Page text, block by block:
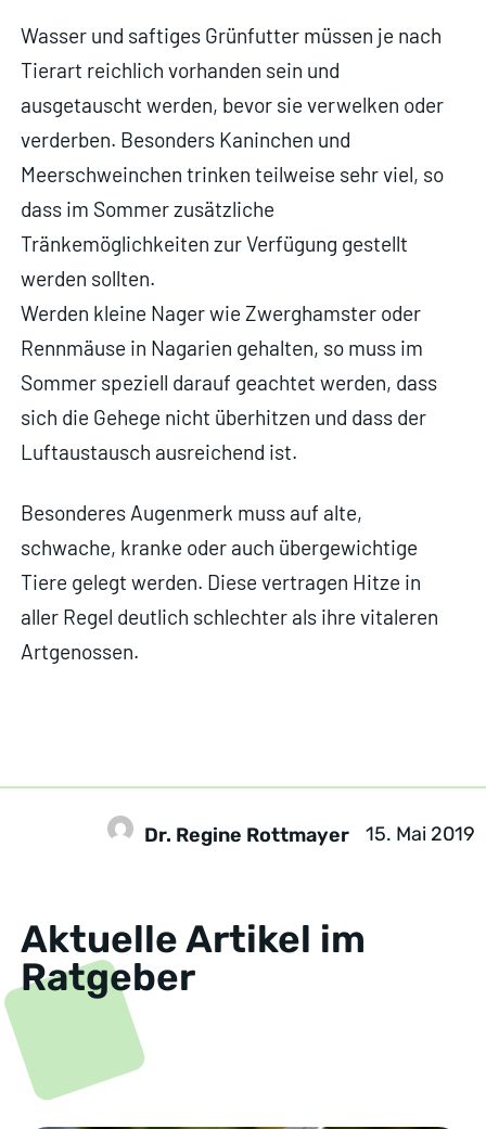
Wasser und saftiges Grünfutter müssen je nach
Tierart reichlich vorhanden sein und
ausgetauscht werden, bevor sie verwelken oder
verderben. Besonders Kaninchen und
Meerschweinchen trinken teilweise sehr viel, so
dass im Sommer zusätzliche
Tränkemöglichkeiten zur Verfügung gestellt
werden sollten.
Werden kleine Nager wie Zwerghamster oder
Rennmäuse in Nagarien gehalten, so muss im
Sommer speziell darauf geachtet werden, dass
sich die Gehege nicht überhitzen und dass der
Luftaustausch ausreichend ist.
Besonderes Augenmerk muss auf alte,
schwache, kranke oder auch übergewichtige
Tiere gelegt werden. Diese vertragen Hitze in
aller Regel deutlich schlechter als ihre vitaleren
Artgenossen.
Dr. Regine Rottmayer 15. Mai 2019
Aktuelle Artikel im
Ratgeber